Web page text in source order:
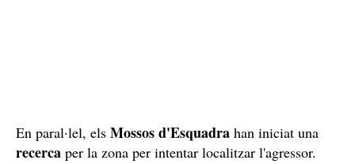
En paral·lel, els Mossos d'Esquadra han iniciat una
recerca per la zona per intentar localitzar l'agressor.